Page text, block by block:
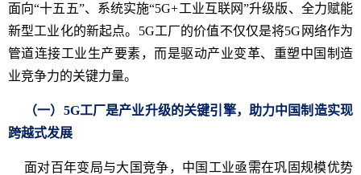
面向“十五五”、系统实施“5G+工业互联网”升级版、全力赋能
新型工业化的新起点。5G工厂的价值不仅仅是将5G网络作为
管道连接工业生产要素，而是驱动产业变革、重塑中国制造
业竞争力的关键力量。
（一）5G工厂是产业升级的关键引擎，助力中国制造实现
跨越式发展
面对百年变局与大国竞争，中国工业亟需在巩固规模优势